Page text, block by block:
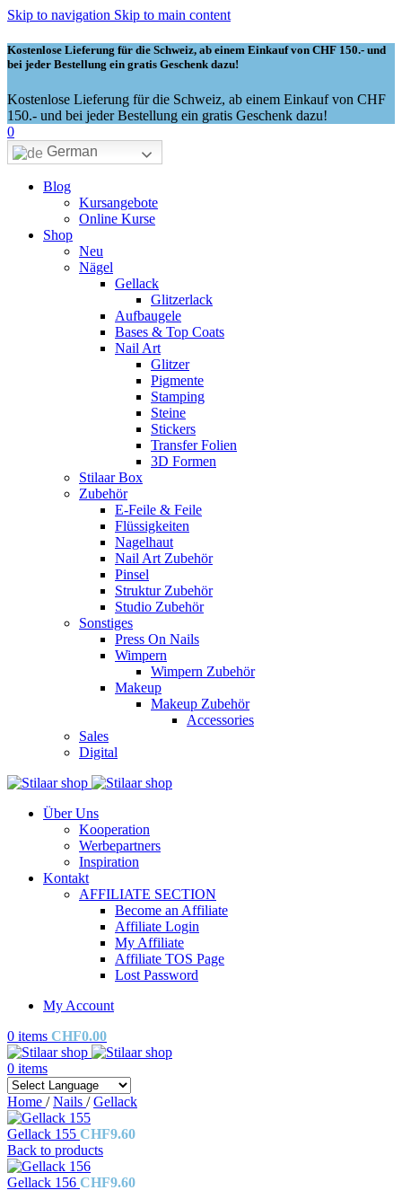
Skip to navigation Skip to main content
Kostenlose Lieferung für die Schweiz, ab einem Einkauf von CHF 150.- und
bei jeder Bestellung ein gratis Geschenk dazu!
Kostenlose Lieferung für die Schweiz, ab einem Einkauf von CHF
150.- und bei jeder Bestellung ein gratis Geschenk dazu!
0
German
Blog
Kursangebote
Online Kurse
Shop
Neu
Nägel
Gellack
Glitzerlack
Aufbaugele
Bases & Top Coats
Nail Art
Glitzer
Pigmente
Stamping
Steine
Stickers
Transfer Folien
3D Formen
Stilaar Box
Zubehör
E-Feile & Feile
Flüssigkeiten
Nagelhaut
Nail Art Zubehör
Pinsel
Struktur Zubehör
Studio Zubehör
Sonstiges
Press On Nails
Wimpern
Wimpern Zubehör
Makeup
Makeup Zubehör
Accessories
Sales
Digital
Über Uns
Kooperation
Werbepartners
Inspiration
Kontakt
AFFILIATE SECTION
Become an Affiliate
Affiliate Login
My Affiliate
Affiliate TOS Page
Lost Password
My Account
0 items CHF0.00
0 items
Home / Nails / Gellack
Gellack 155 CHF9.60
Back to products
Gellack 156 CHF9.60